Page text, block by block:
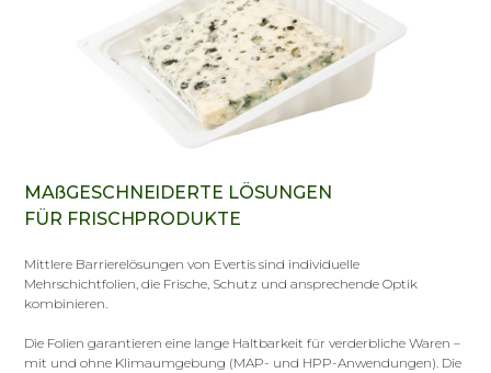
MAßGESCHNEIDERTE LÖSUNGEN
FÜR FRISCHPRODUKTE
Mittlere Barrierelösungen von Evertis sind individuelle
Mehrschichtfolien, die Frische, Schutz und ansprechende Optik
kombinieren.
Die Folien garantieren eine lange Haltbarkeit für verderbliche Waren –
mit und ohne Klimaumgebung (MAP- und HPP-Anwendungen). Die